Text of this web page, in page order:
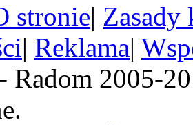
stronie| Zasady
| Reklama|
Radom 2005-